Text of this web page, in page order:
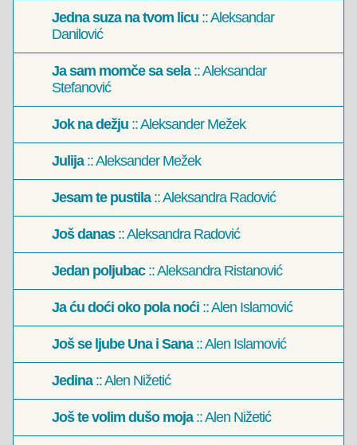
Jedna suza na tvom licu :: Aleksandar
Danilović
Ja sam momče sa sela:: Aleksandar
Stefanović
Jok na dežju :: Aleksander Mežek
Julija:: Aleksander Mežek
Jesam te pustila:: Aleksandra Radović
Još danas:: Aleksandra Radović
Jedan poljubac:: Aleksandra Ristanović
Ja ću doći oko pola noći :: Alen Islamović
Još se ljube Una i Sana:: Alen Islamović
Jedina:: Alen Nižetić
Još te volim dušo moja:: Alen Nižetić